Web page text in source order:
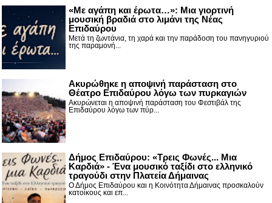
«Με αγάπη και έρωτα…»: Μια γιορτινή
μουσική βραδιά στο λιμάνι της Νέας
Επιδαύρου
Μετά τη ζωντάνια, τη χαρά και την παράδοση του πανηγυριού
της παραμονή...
Ακυρώθηκε η αποψινή παράσταση στο
Θέατρο Επιδαύρου λόγω των πυρκαγιών
Ακυρώνεται η αποψινή παράσταση του Φεστιβάλ της
Επιδαύρου λόγω των πύρ...
Δήμος Επιδαύρου: «Τρεις Φωνές... Μια
Καρδιά» - Ένα μουσικό ταξίδι στο ελληνικό
τραγούδι στην Πλατεία Δήμαινας
Ο Δήμος Επιδαύρου και η Κοινότητα Δήμαινας προσκαλούν
κατοίκους και επ...